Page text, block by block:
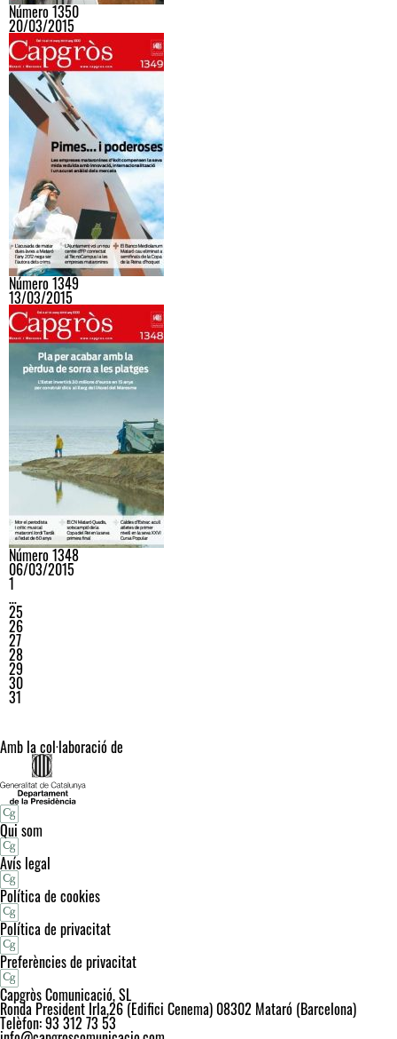
Número 1350
20/03/2015
Número 1349
13/03/2015
Número 1348
06/03/2015
1
…
25
26
27
28
29
30
31
Amb la col·laboració de
Qui som
Avís legal
Política de cookies
Política de privacitat
Preferències de privacitat
Capgròs Comunicació, SL
Ronda President Irla,26 (Edifici Cenema) 08302 Mataró (Barcelona)
Telèfon: 93 312 73 53